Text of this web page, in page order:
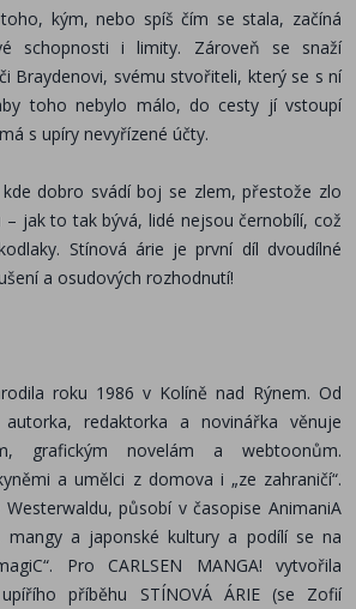
kým, nebo spíš čím se stala, začíná
schopnosti i limity. Zároveň se snaží
Braydenovi, svému stvořiteli, který se s ní
toho nebylo málo, do cesty jí vstoupí
s upíry nevyřízené účty.
dobro svádí boj se zlem, přestože zlo
jak to tak bývá, lidé nejsou černobílí, což
Stínová árie je první díl dvoudílné
a osudových rozhodnutí!
roku 1986 v Kolíně nad Rýnem. Od
redaktorka a novinářka věnuje
grafickým novelám a webtoonům.
a umělci z domova i „ze zahraničí“.
působí v časopise AnimaniA
mangy a japonské kultury a podílí se na
Pro CARLSEN MANGA! vytvořila
příběhu STÍNOVÁ ÁRIE (se Zofií